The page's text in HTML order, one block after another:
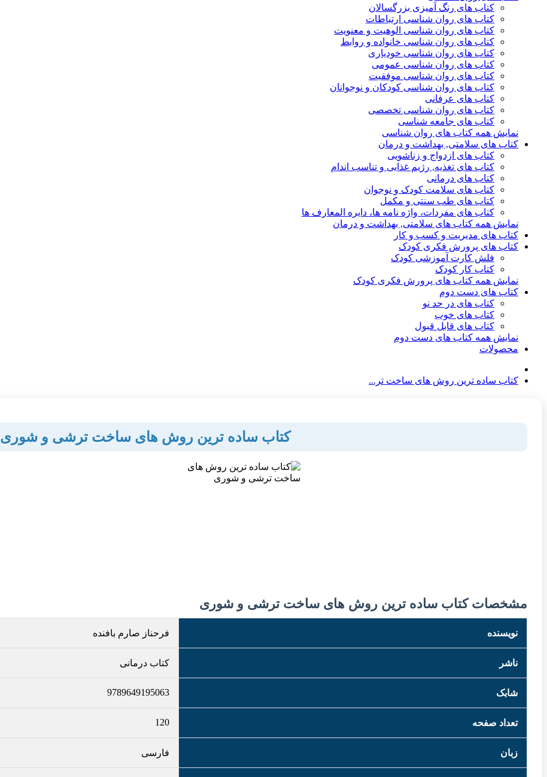
کتاب های رنگ آمیزی بزرگسالان
کتاب های روان شناسی ارتباطات
کتاب های روان شناسی الوهیت و معنویت
کتاب های روان شناسی خانواده و روابط
کتاب های روان شناسی خودیاری
کتاب های روان شناسی عمومی
کتاب های روان شناسی موفقیت
کتاب های روان شناسی کودکان و نوجوانان
کتاب های عرفانی
کتاب های روان شناسی تخصصی
کتاب های جامعه شناسی
نمایش همه کتاب های روان شناسی
کتاب های سلامتی, بهداشت و درمان
کتاب های ازدواج و زناشویی
کتاب های تغذیه, رژیم غذایی و تناسب اندام
کتاب های درمانی
کتاب های سلامت کودک و نوجوان
کتاب های طب سنتی و مکمل
کتاب های مفردات، واژه نامه ها، دایره المعارف ها
نمایش همه کتاب های سلامتی, بهداشت و درمان
کتاب های مدیریت و کسب و کار
کتاب های پرورش فکری کودک
فلش کارت آموزشی کودک
کتاب کار کودک
نمایش همه کتاب های پرورش فکری کودک
کتاب های دست دوم
کتاب های در حد نو
کتاب های خوب
کتاب های قابل قبول
نمایش همه کتاب های دست دوم
محصولات
کتاب ساده ترین روش های ساخت تر...
کتاب ساده ترین روش های ساخت ترشی و شوری
مشخصات کتاب ساده ترین روش های ساخت ترشی و شوری
نویسنده فرحناز صارم بافنده
ناشر کتاب درمانی
شابک 9789649195063
تعداد صفحه 120
زبان فارسی